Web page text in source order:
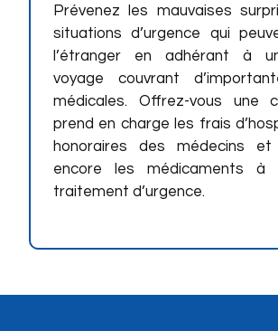
Prévenez les mauvaises
situations d’urgence qui
l’étranger en adhérant à
voyage couvrant
médicales. Offrez-vous une
prend en charge les frais
honoraires des médecins et
encore les médicaments à
traitement d’urgence.